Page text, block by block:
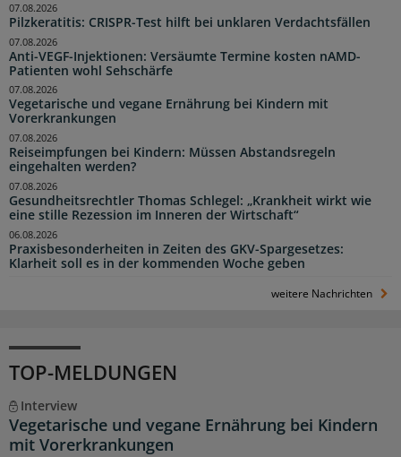
Pilzkeratitis: CRISPR-Test hilft bei unklaren Verdachtsfällen
07.08.2026
Anti-VEGF-Injektionen: Versäumte Termine kosten nAMD-
Patienten wohl Sehschärfe
07.08.2026
Vegetarische und vegane Ernährung bei Kindern mit
Vorerkrankungen
07.08.2026
Reiseimpfungen bei Kindern: Müssen Abstandsregeln
eingehalten werden?
07.08.2026
Gesundheitsrechtler Thomas Schlegel: „Krankheit wirkt wie
eine stille Rezession im Inneren der Wirtschaft“
07.08.2026
Praxisbesonderheiten in Zeiten des GKV-Spargesetzes:
Klarheit soll es in der kommenden Woche geben
06.08.2026
weitere Nachrichten
TOP-MELDUNGEN
Interview
Vegetarische und vegane Ernährung bei Kindern
mit Vorerkrankungen